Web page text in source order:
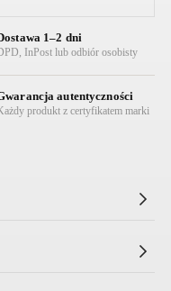
1–2 dni
InPost lub odbiór osobisty
autentyczności
produkt z certyfikatem marki